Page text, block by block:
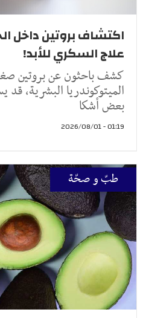
اكتشاف بروتين داخل
علاج السكري للأبد!
كشف باحثون عن بروتين
الميتوكوندريا البشرية،
بعض أشكا
01:19 - 2026/08/01
طبّ و صحّة